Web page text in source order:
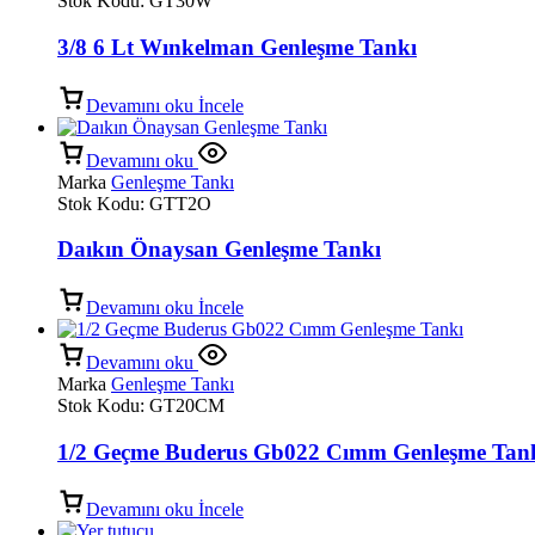
3/8 6 Lt Wınkelman Genleşme Tankı
Devamını oku İncele
Devamını oku
Marka Genleşme Tankı
Stok Kodu: GTT2O
Daıkın Önaysan Genleşme Tankı
Devamını oku İncele
Devamını oku
Marka Genleşme Tankı
Stok Kodu: GT20CM
1/2 Geçme Buderus Gb022 Cımm Genleşme
Devamını oku İncele